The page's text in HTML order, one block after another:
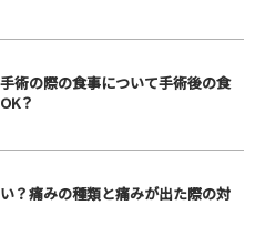
術の際の食事について手術後の食
？
？痛みの種類と痛みが出た際の対